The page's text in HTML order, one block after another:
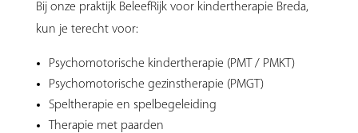
Bij onze praktijk BeleefRijk voor kindertherapie Breda,
kun je terecht voor:
Psychomotorische kindertherapie (PMT / PMKT)
Psychomotorische gezinstherapie (PMGT)
Speltherapie en spelbegeleiding
Therapie met paarden